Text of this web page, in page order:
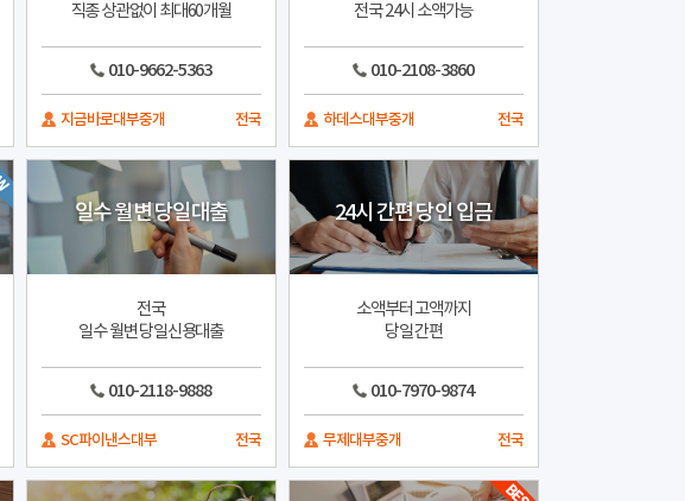
직종 상관없이 최대60개월
010-9662-5363
지금바로대부중개 전국
전국 24시 소액가능
010-2108-3860
하데스대부중개 전국
일수 월변 당일대출
전국
일수 월변 당일신용대출
010-2118-9888
SC파이낸스대부 전국
24시 간편 당인 입금
소액부터 고액까지
당일 간편
010-7970-9874
무제대부중개 전국